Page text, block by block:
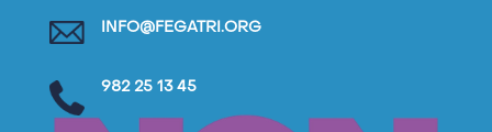
INFO@FEGATRI.ORG
982 25 13 45